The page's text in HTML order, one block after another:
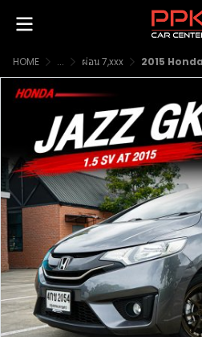
HOME ... ผ่อน 7,xxx 2015